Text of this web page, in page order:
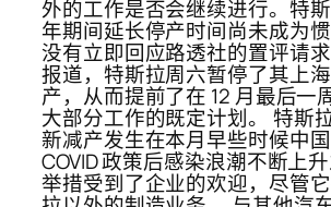
外的工作是否会继续进行。特
年期间延长停产时间尚未成为
没有立即回应路透社的置评请
报道，特斯拉周六暂停了其上
产，从而提前了在 12 月最后一
大部分工作的既定计划。 特斯
新减产发生在本月早些时候中
COVID 政策后感染浪潮不断上
举措受到了企业的欢迎，尽管